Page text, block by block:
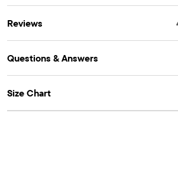
Reviews
Questions & Answers
Size Chart